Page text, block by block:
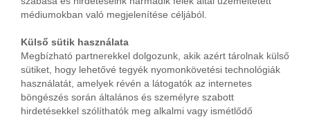
médiumokban való megjelenítése céljából.
Külső sütik használata
Megbízható partnerekkel dolgozunk, akik azért tárolnak külső
sütiket, hogy lehetővé tegyék nyomonkövetési technológiák
használatát, amelyek révén a látogatók az internetes
böngészés során általános és személyre szabott
hirdetésekkel szólíthatók meg alkalmi vagy ismétlődő